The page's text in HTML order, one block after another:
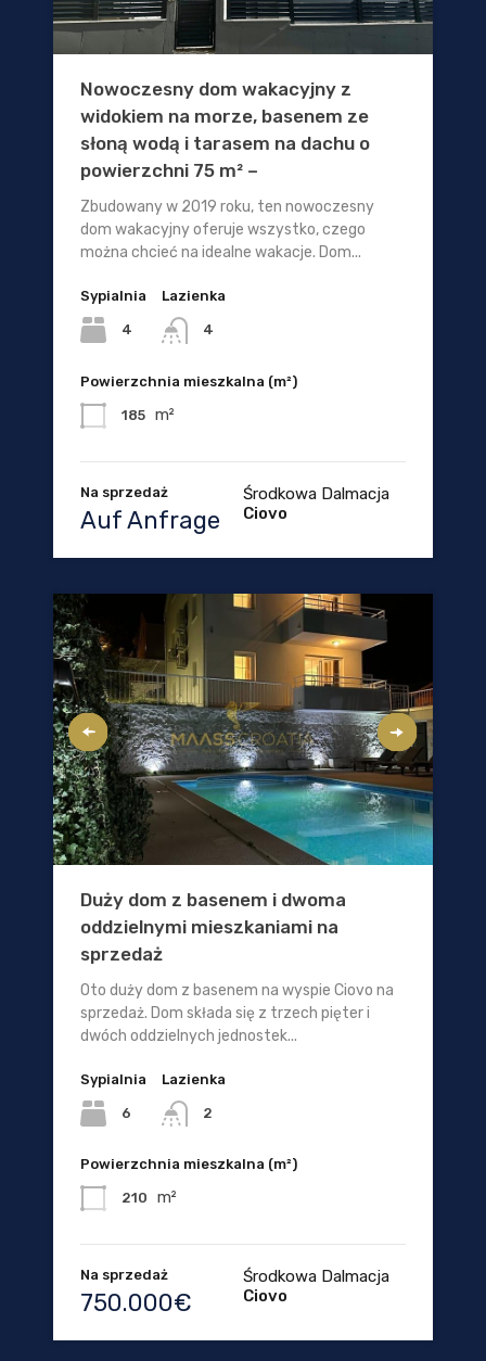
Nowoczesny dom wakacyjny z
widokiem na morze, basenem ze
słoną wodą i tarasem na dachu o
powierzchni 75 m² –
Zbudowany w 2019 roku, ten nowoczesny
dom wakacyjny oferuje wszystko, czego
można chcieć na idealne wakacje. Dom...
Sypialnia
4
Lazienka
4
Powierzchnia mieszkalna (m²)
185 m²
Na sprzedaż
Auf Anfrage
Środkowa Dalmacja
Ciovo
Duży dom z basenem i dwoma
oddzielnymi mieszkaniami na
sprzedaż
Oto duży dom z basenem na wyspie Ciovo na
sprzedaż. Dom składa się z trzech pięter i
dwóch oddzielnych jednostek...
Sypialnia
6
Lazienka
2
Powierzchnia mieszkalna (m²)
210 m²
Na sprzedaż
750.000€
Środkowa Dalmacja
Ciovo